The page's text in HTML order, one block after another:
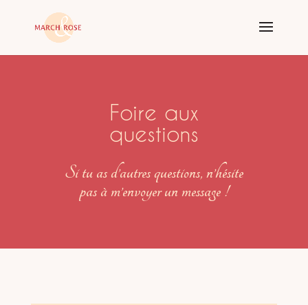
Foire aux
questions
Si tu as d’autres questions, n’hésite
pas à m’envoyer un message !